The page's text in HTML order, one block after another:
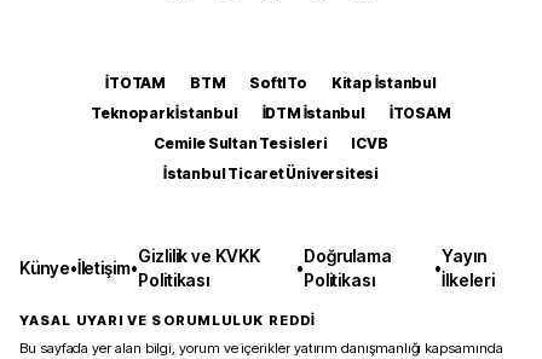
İTOTAM BTM SoftITo
Kitap İstanbul
Teknopark İstanbul
İDTM İstanbul
İTOSAM
Cemile Sultan Tesisleri
ICVB
İstanbul Ticaret Üniversitesi
Künye•İletişim•
Gizlilik ve KVKK
Politikası
•
Doğrulama
Politikası
•
Yayın
İlkeleri
YASAL UYARI VE SORUMLULUK REDDİ
Bu sayfada yer alan bilgi, yorum ve içerikler yatırım danışmanlığı kapsamında